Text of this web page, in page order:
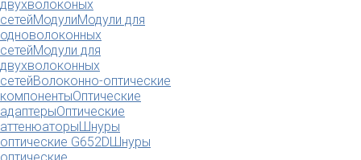
двухволоконых
сетейМодулиМодули для
одноволоконных
сетейМодули для
двухволоконных
сетейВолоконно-оптические
компонентыОптические
адаптерыОптические
аттенюаторыШнуры
оптические G652DШнуры